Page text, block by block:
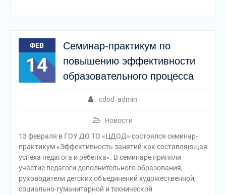
ФЕВ
14
Семинар-практикум по
повышению эффективности
образовательного процесса
cdod_admin
Новости
13 февраля в ГОУ ДО ТО «ЦДОД» состоялся семинар-
практикум «Эффективность занятий как составляющая
успеха педагога и ребенка». В семинаре приняли
участие педагоги дополнительного образования,
руководители детских объединений художественной,
социально-гуманитарной и технической